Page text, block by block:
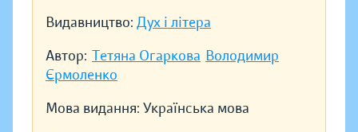
Видавництво: Дух і літера
Автор: Тетяна Огаркова Володимир
Єрмоленко
Мова видання: Українська мова